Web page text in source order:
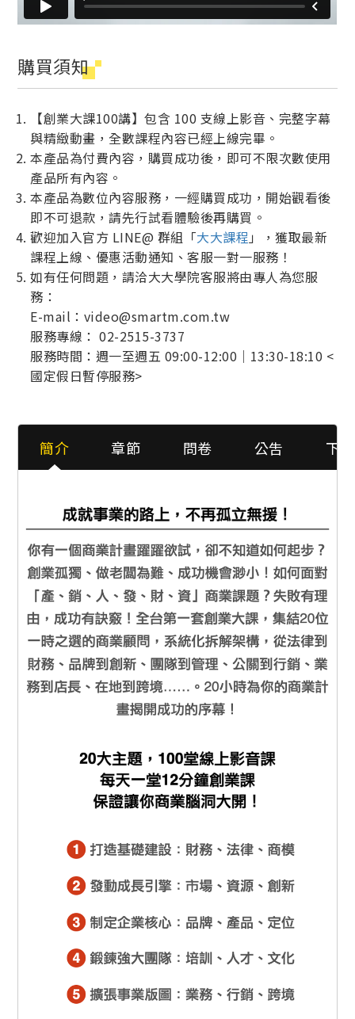
購買須知
【創業大課100講】包含 100 支線上影音、完整字幕
與精緻動畫，全數課程內容已經上線完畢。
本產品為付費內容，購買成功後，即可不限次數使用
產品所有內容。
本產品為數位內容服務，一經購買成功，開始觀看後
即不可退款，請先行試看體驗後再購買。
歡迎加入官方 LINE@ 群組「大大課程 」，獲取最新
課程上線、優惠活動通知、客服一對一服務！
如有任何問題，請洽大大學院客服將由專人為您服
務：
E-mail：video@smartm.com.tw
服務專線： 02-2515-3737
服務時間：週一至週五 09:00-12:00｜13:30-18:10 <
國定假日暫停服務>
簡介 章節 問卷 公吿 下載